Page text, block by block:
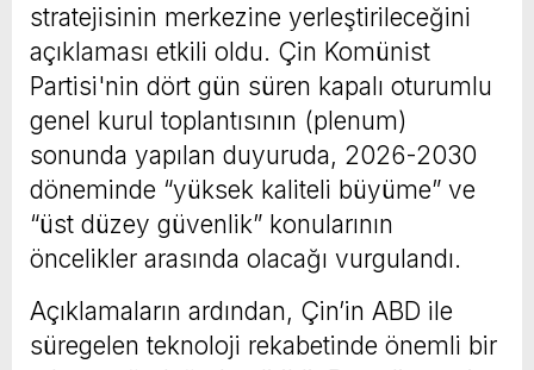
stratejisinin merkezine yerleştirileceğini
açıklaması etkili oldu. Çin Komünist
Partisi'nin dört gün süren kapalı oturumlu
genel kurul toplantısının (plenum)
sonunda yapılan duyuruda, 2026-2030
döneminde “yüksek kaliteli büyüme” ve
“üst düzey güvenlik” konularının
öncelikler arasında olacağı vurgulandı.
Açıklamaların ardından, Çin’in ABD ile
süregelen teknoloji rekabetinde önemli bir